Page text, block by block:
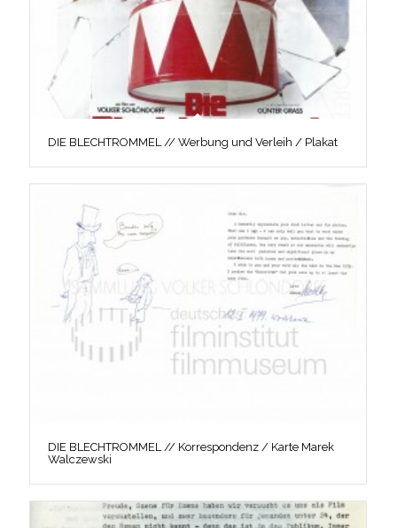
DIE BLECHTROMMEL // Werbung und Verleih / Plakat
DIE BLECHTROMMEL // Korrespondenz / Karte Marek
Walczewski